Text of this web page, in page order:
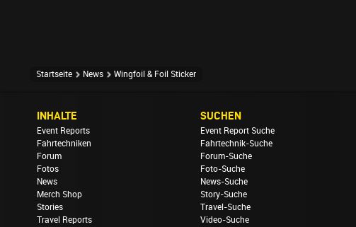
Startseite News Wingfoil & Foil Sticker
INHALTE
Event Reports
Fahrtechniken
Forum
Fotos
News
Merch Shop
Stories
Travel Reports
SUCHEN
Event Report Suche
Fahrtechnik-Suche
Forum-Suche
Foto-Suche
News-Suche
Story-Suche
Travel-Suche
Video-Suche